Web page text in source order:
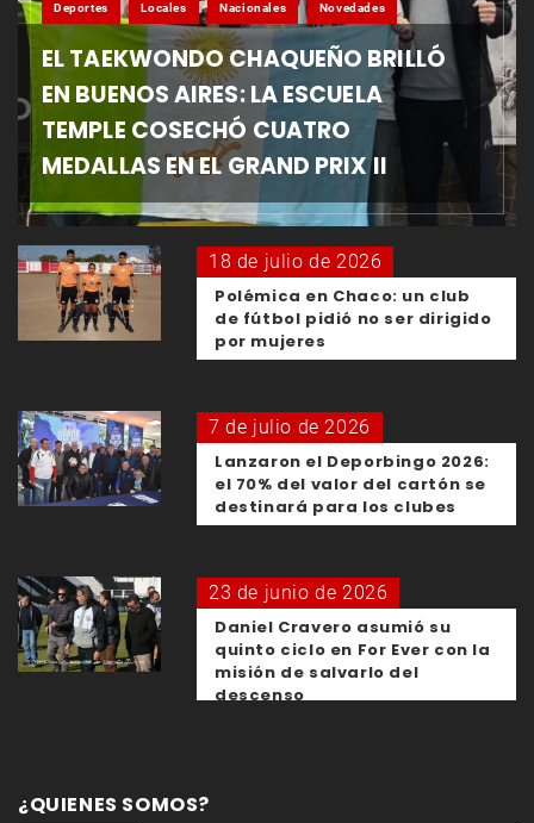
Deportes Locales Nacionales Novedades
EL TAEKWONDO CHAQUEÑO BRILLÓ
EN BUENOS AIRES: LA ESCUELA
TEMPLE COSECHÓ CUATRO
MEDALLAS EN EL GRAND PRIX II
18 de julio de 2026
Polémica en Chaco: un club
de fútbol pidió no ser dirigido
por mujeres
7 de julio de 2026
Lanzaron el Deporbingo 2026:
el 70% del valor del cartón se
destinará para los clubes
23 de junio de 2026
Daniel Cravero asumió su
quinto ciclo en For Ever con la
misión de salvarlo del
descenso
¿QUIENES SOMOS?